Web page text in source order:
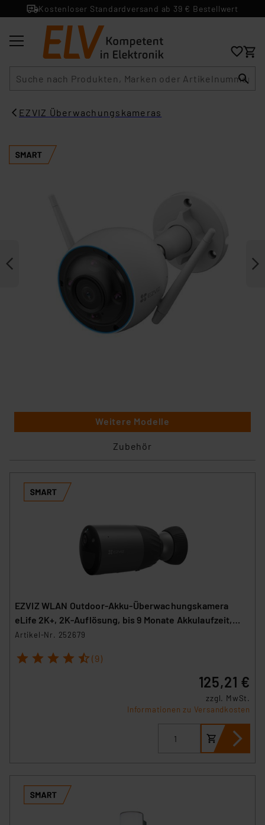
Kostenloser Standardversand ab 39 € Bestellwert
EZVIZ Überwachungskameras
Weitere Modelle
Zubehör
EZVIZ WLAN Outdoor-Akku-Überwachungskamera
eLife 2K+, 2K-Auflösung, bis 9 Monate Akkulaufzeit,
IP66
Artikel-Nr. 252679
1 2 3 4 5 (9)
125,21 €
zzgl. MwSt.
Informationen zu Versandkosten